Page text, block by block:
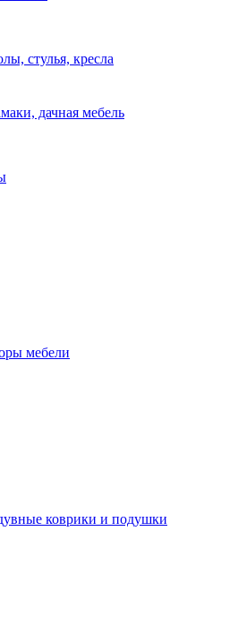
стулья, кресла
дачная мебель
мебели
коврики и подушки